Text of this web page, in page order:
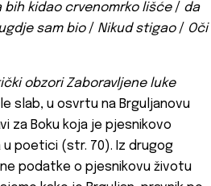
bih kidao crvenomrko lišće/ da
sam bio/ Nikud stigao/ Oči
obzori Zaboravljene luke
slab, u osvrtu na Brguljanovu
za Boku koja je pjesnikovo
poetici (str. 70). Iz drugog
podatke o pjesnikovu životu